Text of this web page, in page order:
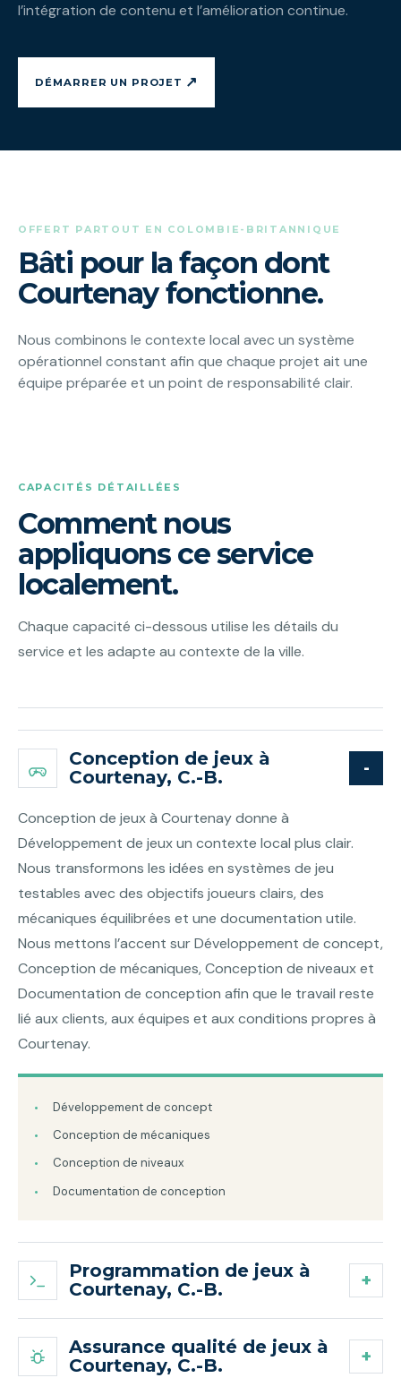
l’intégration de contenu et l’amélioration continue.
DÉMARRER UN PROJET ↗
OFFERT PARTOUT EN COLOMBIE-BRITANNIQUE
Bâti pour la façon dont
Courtenay fonctionne.
Nous combinons le contexte local avec un système
opérationnel constant afin que chaque projet ait une
équipe préparée et un point de responsabilité clair.
CAPACITÉS DÉTAILLÉES
Comment nous
appliquons ce service
localement.
Chaque capacité ci-dessous utilise les détails du
service et les adapte au contexte de la ville.
Conception de jeux à
Courtenay, C.-B.
Conception de jeux à Courtenay donne à
Développement de jeux un contexte local plus clair.
Nous transformons les idées en systèmes de jeu
testables avec des objectifs joueurs clairs, des
mécaniques équilibrées et une documentation utile.
Nous mettons l’accent sur Développement de concept,
Conception de mécaniques, Conception de niveaux et
Documentation de conception afin que le travail reste
lié aux clients, aux équipes et aux conditions propres à
Courtenay.
Développement de concept
Conception de mécaniques
Conception de niveaux
Documentation de conception
Programmation de jeux à
Courtenay, C.-B.
Assurance qualité de jeux à
Courtenay, C.-B.